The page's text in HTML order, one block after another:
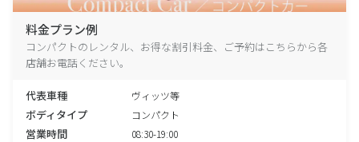
料金プラン例
コンパクトのレンタル、お得な割引料金、ご予約はこちらから各
店舗お電話ください。
代表車種 ヴィッツ等
ボディタイプ コンパクト
営業時間 08:30-19:00